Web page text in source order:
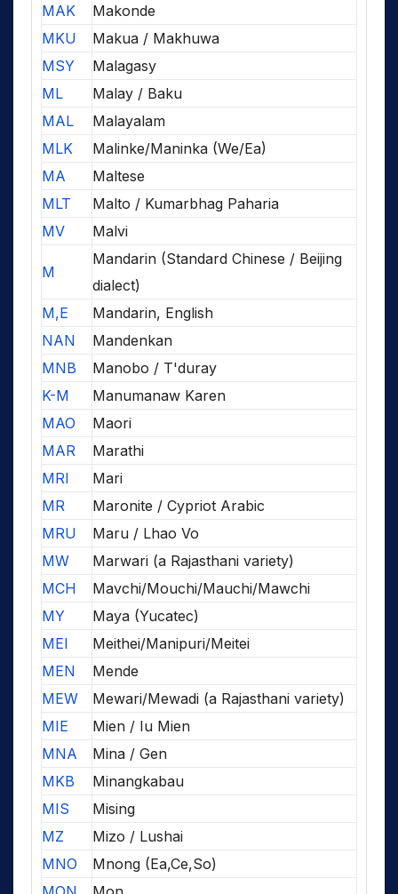
MAK
Makonde
MKU
Makua / Makhuwa
MSY
Malagasy
ML
Malay / Baku
MAL
Malayalam
MLK
Malinke/Maninka (We/Ea)
MA
Maltese
MLT
Malto / Kumarbhag Paharia
MV
Malvi
M
Mandarin (Standard Chinese / Beijing
dialect)
M,E
Mandarin, English
NAN
Mandenkan
MNB
Manobo / T'duray
K-M
Manumanaw Karen
MAO
Maori
MAR
Marathi
MRI
Mari
MR
Maronite / Cypriot Arabic
MRU
Maru / Lhao Vo
MW
Marwari (a Rajasthani variety)
MCH
Mavchi/Mouchi/Mauchi/Mawchi
MY
Maya (Yucatec)
MEI
Meithei/Manipuri/Meitei
MEN
Mende
MEW
Mewari/Mewadi (a Rajasthani variety)
MIE
Mien / Iu Mien
MNA
Mina / Gen
MKB
Minangkabau
MIS
Mising
MZ
Mizo / Lushai
MNO
Mnong (Ea,Ce,So)